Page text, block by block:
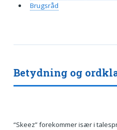
Betydning og
“Skeez” forekommer især i
Brugsråd